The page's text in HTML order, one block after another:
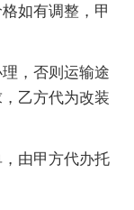
如有调整，甲
，否则运输途
乙方代为改装
由甲方代办托